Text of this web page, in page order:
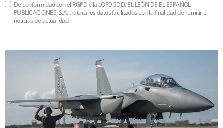
De conformidad con el RGPD y la LOPDGDD, EL LEÓN DE EL ESPAÑOL
PUBLICACIONES, S.A. tratará los datos facilitados con la finalidad de remitirle
noticias de actualidad.